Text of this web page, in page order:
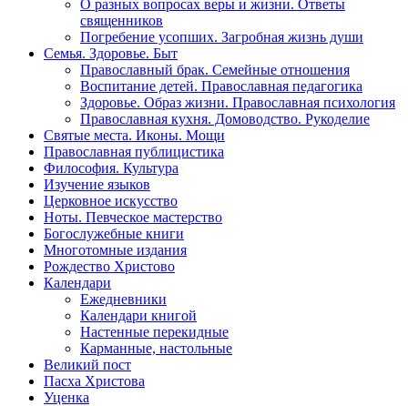
О разных вопросах веры и жизни. Ответы
священников
Погребение усопших. Загробная жизнь души
Семья. Здоровье. Быт
Православный брак. Семейные отношения
Воспитание детей. Православная педагогика
Здоровье. Образ жизни. Православная психология
Православная кухня. Домоводство. Рукоделие
Святые места. Иконы. Мощи
Православная публицистика
Философия. Культура
Изучение языков
Церковное искусство
Ноты. Певческое мастерство
Богослужебные книги
Многотомные издания
Рождество Христово
Календари
Ежедневники
Календари книгой
Настенные перекидные
Карманные, настольные
Великий пост
Пасха Христова
Уценка